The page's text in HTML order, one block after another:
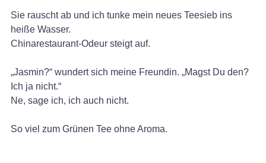
Sie rauscht ab und ich tunke mein neues Teesieb ins
heiße Wasser.
Chinarestaurant-Odeur steigt auf.
„Jasmin?“ wundert sich meine Freundin. „Magst Du den?
Ich ja nicht.“
Ne, sage ich, ich auch nicht.
So viel zum Grünen Tee ohne Aroma.